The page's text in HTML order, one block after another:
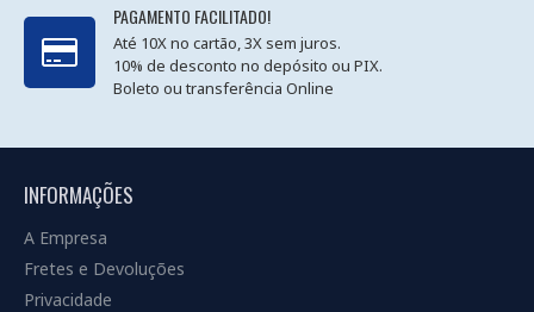
PAGAMENTO FACILITADO!
Até 10X no cartão, 3X sem juros.
10% de desconto no depósito ou PIX.
Boleto ou transferência Online
INFORMAÇÕES
A Empresa
Fretes e Devoluções
Privacidade